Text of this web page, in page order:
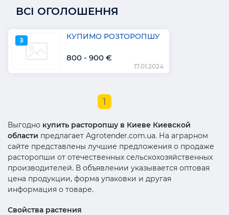
ВСІ ОГОЛОШЕННЯ
З КУПИМО РОЗТОРОПШУ
800 - 900 €
17.01.2024
1
Выгодно купить расторопшу в Киеве Киевской
области предлагает Agrotender.com.ua. На аграрном
сайте представлены лучшие предложения о продаже
расторопши от отечественных сельскохозяйственных
производителей. В объявлении указывается оптовая
цена продукции, форма упаковки и другая
информация о товаре.
Свойства растения